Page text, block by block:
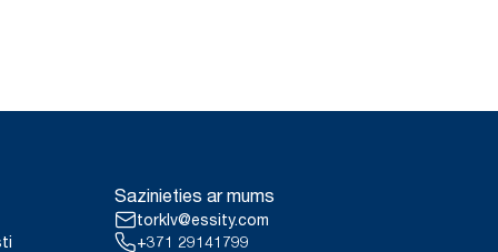
Sazinieties ar mums
torklv@essity.com
+371 29141799